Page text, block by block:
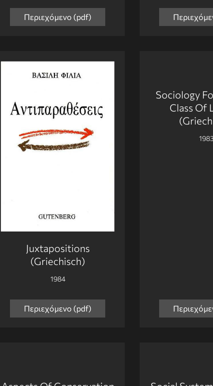
Περιεχόμενο (pdf)
Juxtapositions
(Griechisch)
1984
Περιεχόμενο (pdf)
Sociology
Class Of